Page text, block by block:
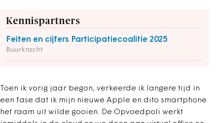
Kennispartners
Feiten en cijfers Participatiecoalitie 2025
Buurkracht
Toen ik vorig jaar begon, verkeerde ik langere tijd in
een fase dat ik mijn nieuwe Apple en dito smartphone
het raam uit wilde gooien. De Opvoedpoli werkt